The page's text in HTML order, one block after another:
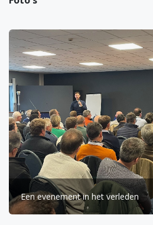
Een evenement in het verleden